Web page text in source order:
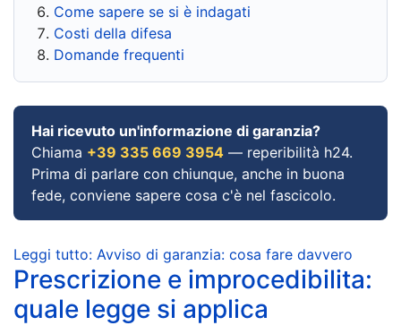
Come sapere se si è indagati
Costi della difesa
Domande frequenti
Hai ricevuto un'informazione di garanzia?
Chiama +39 335 669 3954 — reperibilità h24.
Prima di parlare con chiunque, anche in buona
fede, conviene sapere cosa c'è nel fascicolo.
Leggi tutto: Avviso di garanzia: cosa fare davvero
Prescrizione e improcedibilita:
quale legge si applica